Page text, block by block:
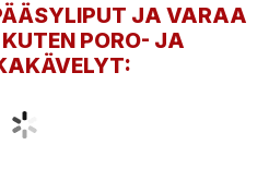
JA VARAA
PORO- JA